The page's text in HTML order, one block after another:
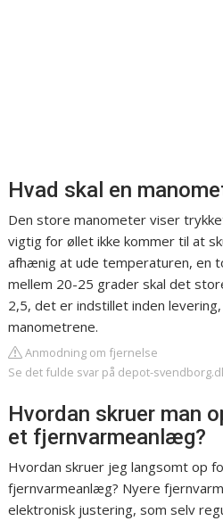
Hvad skal en
Den store manometer viser
vigtig for øllet ikke kommer til at
afhænig at ude temperaturen, en
mellem 20-25 grader skal det
2,5, det er indstillet inden
manometrene.
Anmodning om fjernelse
Se det fulde svar på depot-
Hvordan skruer man
et fjernvarmeanlæg?
Hvordan skruer jeg langsomt op
fjernvarmeanlæg? Nyere
elektronisk justering, som selv